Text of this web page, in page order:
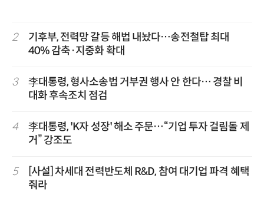
2
기후부, 전력망 갈등 해법 내놨다…송전철탑 최대
40% 감축·지중화 확대
3
李대통령, 형사소송법 거부권 행사 안 한다… 경찰 비
대화 후속조치 점검
4
李대통령, 'K자 성장' 해소 주문…“기업 투자 걸림돌 제
거” 강조도
5
[사설] 차세대 전력반도체 R&D, 참여 대기업 파격 혜택
줘라